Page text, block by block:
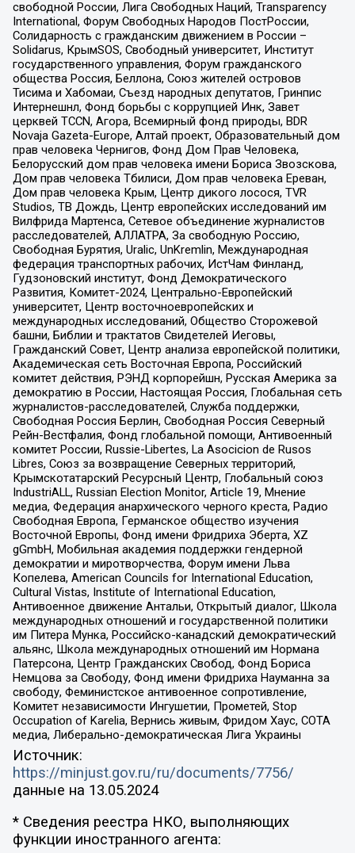
свободной России, Лига Свободных Наций, Transparеncy
International, Форум Свободных Народов ПостРоссии,
Солидарность с гражданским движением в России –
Solidarus, КрымSOS, Свободный университет, Институт
государственного управления, Форум гражданского
общества Россия, Беллона, Союз жителей островов
Тисима и Хабомаи, Съезд народных депутатов, Гринпис
Интернешнл, Фонд борьбы с коррупцией Инк, Завет
церквей TCCN, Агора, Всемирный фонд природы, BDR
Novaja Gazeta-Europe, Алтай проект, Образовательный дом
прав человека Чернигов, Фонд Дом Прав Человека,
Белорусский дом прав человека имени Бориса Звозскова,
Дом прав человека Тбилиси, Дом прав человека Ереван,
Дом прав человека Крым, Центр дикого лосося, TVR
Studios, ТВ Дождь, Центр европейских исследований им
Вилфрида Мартенса, Сетевое объединение журналистов
расследователей, АЛЛАТРА, За свободную Россию,
Свободная Бурятия, Uralic, UnKremlin, Международная
федерация транспортных рабочих, ИстЧам Финланд,
Гудзоновский институт, Фонд Демократического
Развития, Комитет-2024, Центрально-Европейский
университет, Центр восточноевропейских и
международных исследований, Общество Сторожевой
башни, Библии и трактатов Свидетелей Иеговы,
Гражданский Совет, Центр анализа европейской политики,
Академическая сеть Восточная Европа, Российский
комитет действия, РЭНД корпорейшн, Русская Америка за
демократию в России, Настоящая Россия, Глобальная сеть
журналистов-расследователей, Служба поддержки,
Свободная Россия Берлин, Свободная Россия Северный
Рейн-Вестфалия, Фонд глобальной помощи, Антивоенный
комитет России, Russie-Libertes, La Asocicion de Rusos
Libres, Союз за возвращение Северных территорий,
Крымскотатарский Ресурсный Центр, Глобальный союз
IndustriALL, Russian Election Monitor, Article 19, Мнение
медиа, Федерация анархического черного креста, Радио
Свободная Европа, Германское общество изучения
Восточной Европы, Фонд имени Фридриха Эберта, XZ
gGmbH, Мобильная академия поддержки гендерной
демократии и миротворчества, Форум имени Льва
Копелева, American Councils for International Education,
Cultural Vistas, Institute of International Education,
Антивоенное движение Антальи, Открытый диалог, Школа
международных отношений и государственной политики
им Питера Мунка, Российско-канадский демократический
альянс, Школа международных отношений им Нормана
Патерсона, Центр Гражданских Свобод, Фонд Бориса
Немцова за Свободу, Фонд имени Фридриха Науманна за
свободу, Феминистское антивоенное сопротивление,
Комитет независимости Ингушетии, Прометей, Stop
Occupation of Karelia, Вернись живым, Фридом Хаус, СОТА
медиа, Либерально-демократическая Лига Украины
Источник:
https://minjust.gov.ru/ru/documents/7756/
данные на 13.05.2024
* Сведения реестра НКО, выполняющих
функции иностранного агента: